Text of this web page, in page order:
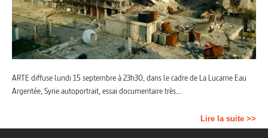
ARTE diffuse lundi 15 septembre à 23h30, dans le cadre de La Lucarne Eau
Argentée, Syrie autoportrait, essai documentaire très…
Lire la suite >>